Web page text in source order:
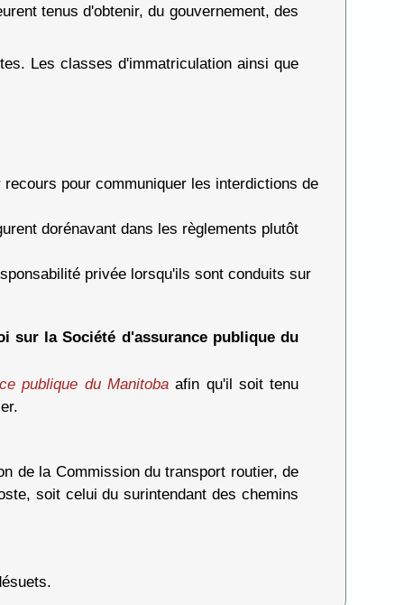
tenus d'obtenir, du gouvernement, des
Les classes d'immatriculation ainsi que
pour communiquer les interdictions de
dorénavant dans les règlements plutôt
privée lorsqu'ils sont conduits sur
la Société d'assurance publique du
publique du Manitobaafin qu'il soit tenu
de la Commission du transport routier, de
soit celui du surintendant des chemins